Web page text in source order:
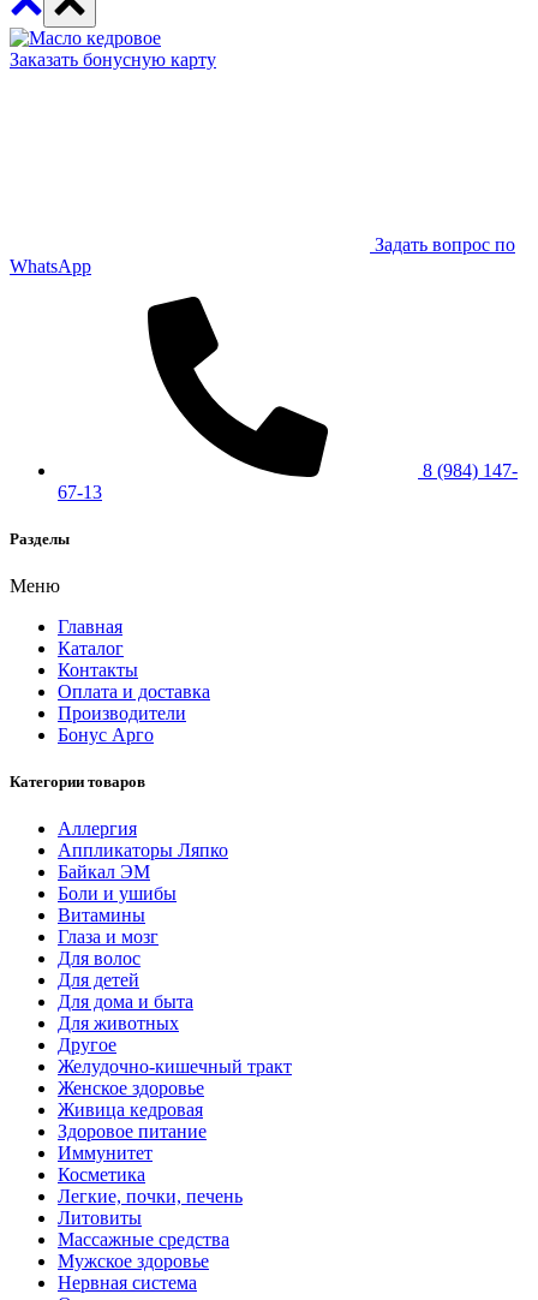
Заказать бонусную карту
Задать вопрос по
WhatsApp
8 (984) 147-
67-13
Разделы
Меню
Главная
Каталог
Контакты
Оплата и доставка
Производители
Бонус Арго
Категории товаров
Аллергия
Аппликаторы Ляпко
Байкал ЭМ
Боли и ушибы
Витамины
Глаза и мозг
Для волос
Для детей
Для дома и быта
Для животных
Другое
Желудочно-кишечный тракт
Женское здоровье
Живица кедровая
Здоровое питание
Иммунитет
Косметика
Легкие, почки, печень
Литовиты
Массажные средства
Мужское здоровье
Нервная система